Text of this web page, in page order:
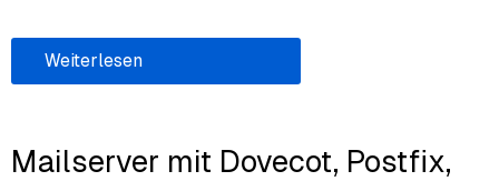
Weiterlesen
Mailserver mit Dovecot, Postfix,